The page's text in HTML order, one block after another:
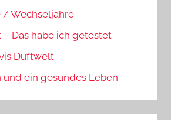
/ Wechseljahre
Das habe ich getestet
Duftwelt
ein gesundes Leben